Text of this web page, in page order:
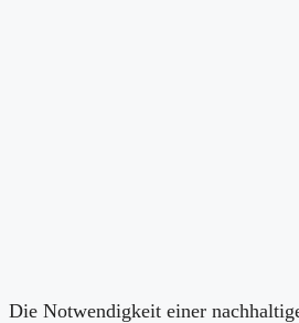
Die Notwendigkeit einer